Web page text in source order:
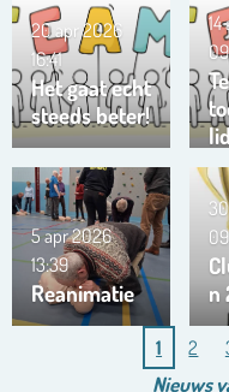
Het gaat echt
steeds beter!
20 apr 2026
16:41
!!!
Reanimatie
5 apr 2026
13:39
n
1 2
Nieuws